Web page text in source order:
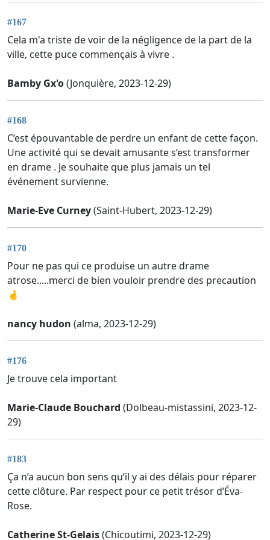
#167
Cela m'a triste de voir de la négligence de la part de la
ville, cette puce commençais à vivre .
Bamby Gx'o(Jonquière, 2023-12-29)
#168
C’est épouvantable de perdre un enfant de cette façon.
Une activité qui se devait amusante s’est transformer
en drame . Je souhaite que plus jamais un tel
événement survienne.
Marie-Eve Curney(Saint-Hubert, 2023-12-29)
#170
Pour ne pas qui ce produise un autre drame
atrose.....merci de bien vouloir prendre des precaution
🤞
nancy hudon (alma, 2023-12-29)
#176
Je trouve cela important
Marie-Claude Bouchard (Dolbeau-mistassini, 2023-12-
29)
#183
Ça n’a aucun bon sens qu’il y ai des délais pour réparer
cette clôture. Par respect pour ce petit trésor d’Éva-
Rose.
Catherine St-Gelais(Chicoutimi, 2023-12-29)